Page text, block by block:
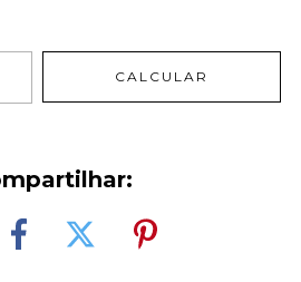
CALCULAR